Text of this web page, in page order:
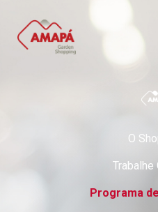
O
Trabalhe
Programa